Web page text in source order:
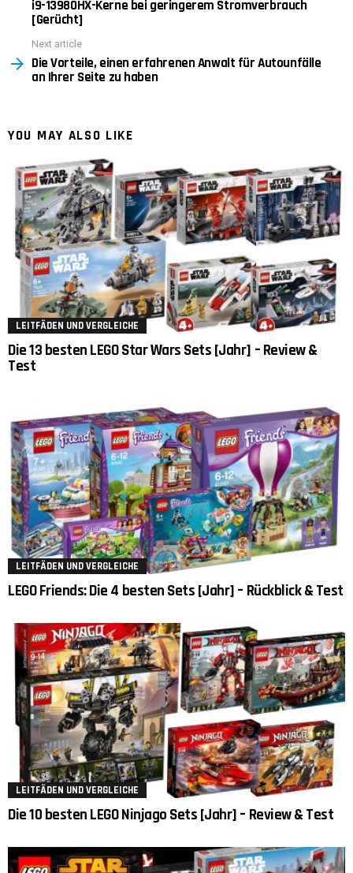
i9-13980HX-Kerne bei geringerem Stromverbrauch
[Gerücht]
Next article
Die Vorteile, einen erfahrenen Anwalt für Autounfälle
an Ihrer Seite zu haben
YOU MAY ALSO LIKE
LEITFÄDEN UND VERGLEICHE
Die 13 besten LEGO Star Wars Sets [Jahr] – Review &
Test
LEITFÄDEN UND VERGLEICHE
LEGO Friends: Die 4 besten Sets [Jahr] – Rückblick & Test
LEITFÄDEN UND VERGLEICHE
Die 10 besten LEGO Ninjago Sets [Jahr] – Review & Test